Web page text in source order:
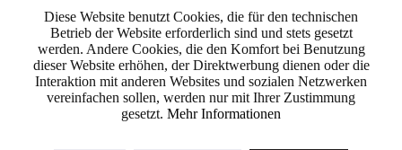
Diese Website benutzt Cookies, die für den technischen
Betrieb der Website erforderlich sind und stets gesetzt
werden. Andere Cookies, die den Komfort bei Benutzung
dieser Website erhöhen, der Direktwerbung dienen oder die
Interaktion mit anderen Websites und sozialen Netzwerken
vereinfachen sollen, werden nur mit Ihrer Zustimmung
gesetzt. Mehr Informationen